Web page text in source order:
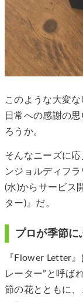
このような大変
日常への感謝の
ろうか。
そんなニーズに
ンジョルディフ
(水)からサービス
ター)』だ。
プロが季節に
『Flower Letter
レーター”と呼ば
節の花とともに